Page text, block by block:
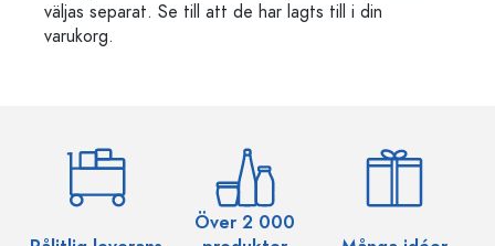
väljas separat. Se till att de har lagts till i din
varukorg.
Över 2 000